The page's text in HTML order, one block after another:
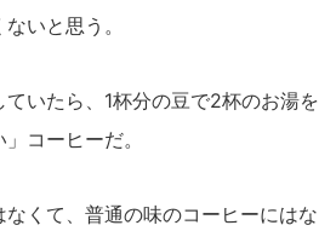
いと思う。
いたら、1杯分の豆で2杯のお湯を
コーヒーだ。
くて、普通の味のコーヒーにはな